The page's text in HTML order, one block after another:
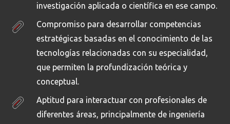
investigación aplicada o científica en ese campo.
Compromiso para desarrollar competencias
estratégicas basadas en el conocimiento de las
tecnologías relacionadas con su especialidad,
que permiten la profundización teórica y
conceptual.
Aptitud para interactuar con profesionales de
diferentes áreas, principalmente de ingeniería